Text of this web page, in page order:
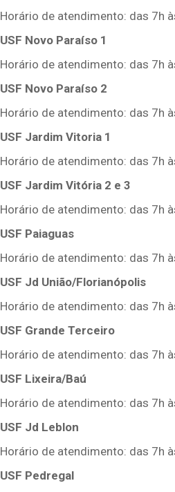
Horário de atendimento: das 7h
USF Novo Paraíso 1
Horário de atendimento: das 7h
USF Novo Paraíso 2
Horário de atendimento: das 7h
USF Jardim Vitoria 1
Horário de atendimento: das 7h
USF Jardim Vitória 2 e 3
Horário de atendimento: das 7h
USF Paiaguas
Horário de atendimento: das 7h
USF Jd União/Florianópolis
Horário de atendimento: das 7h
USF Grande Terceiro
Horário de atendimento: das 7h
USF Lixeira/Baú
Horário de atendimento: das 7h
USF Jd Leblon
Horário de atendimento: das 7h
USF Pedregal